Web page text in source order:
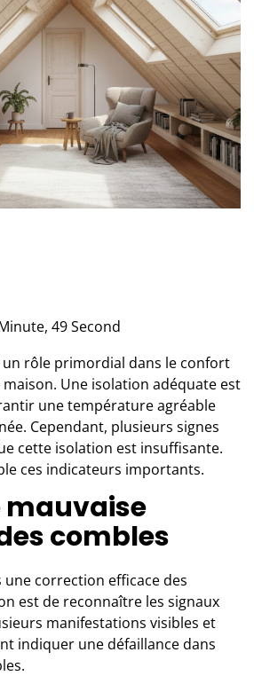
49 Second
un rôle primordial dans le confort
Une isolation adéquate est
une température agréable
Cependant, plusieurs signes
cette isolation est insuffisante.
ces indicateurs importants.
mauvaise
combles
une correction efficace des
est de reconnaître les signaux
manifestations visibles et
indiquer une défaillance dans
.